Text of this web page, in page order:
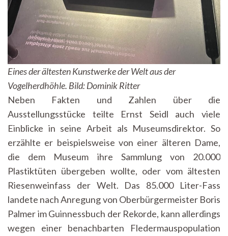
Eines der ältesten Kunstwerke der Welt aus der
Vogelherdhöhle. Bild: Dominik Ritter
Neben Fakten und Zahlen über die
Ausstellungsstücke teilte Ernst Seidl auch viele
Einblicke in seine Arbeit als Museumsdirektor. So
erzählte er beispielsweise von einer älteren Dame,
die dem Museum ihre Sammlung von 20.000
Plastiktüten übergeben wollte, oder vom ältesten
Riesenweinfass der Welt. Das 85.000 Liter-Fass
landete nach Anregung von Oberbürgermeister Boris
Palmer im Guinnessbuch der Rekorde, kann allerdings
wegen einer benachbarten Fledermauspopulation